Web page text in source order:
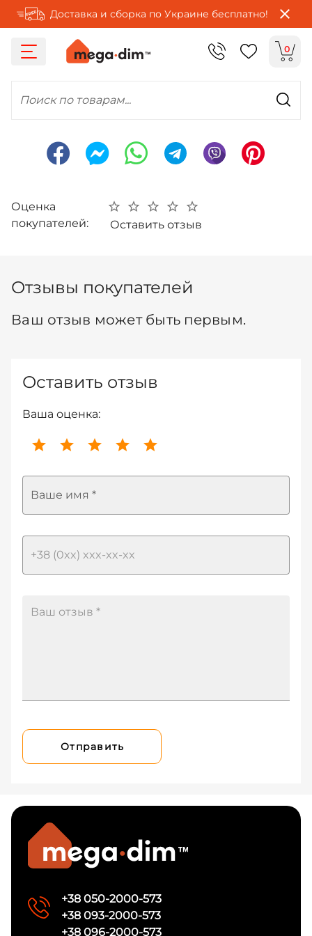
Доставка и сборка по Украине бесплатно!
0
Поиск по товарам...
Оценка
покупателей:
Оставить отзыв
Отзывы покупателей
Ваш отзыв может быть первым.
Оставить отзыв
Ваша оценка:
Ваше имя *
Отправить
+38 050-2000-573
+38 093-2000-573
+38 096-2000-573